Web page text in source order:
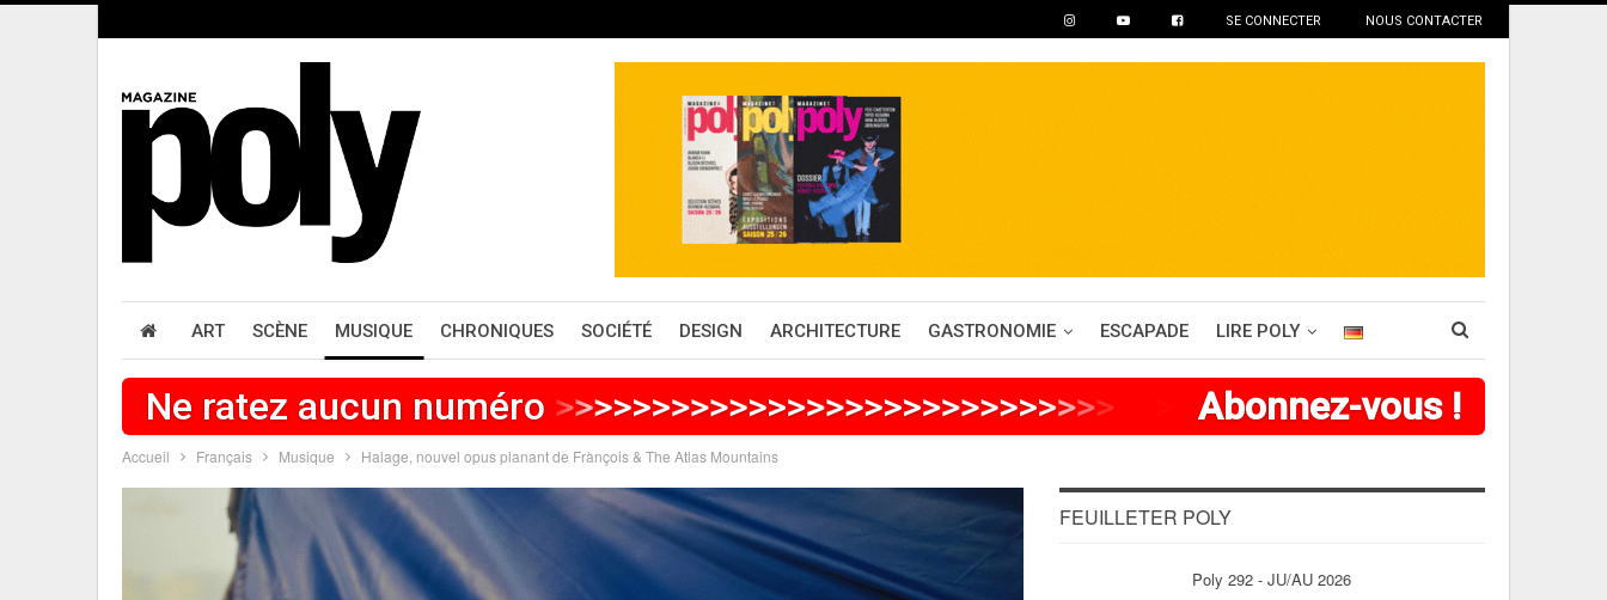
SE CONNECTER NOUS CONTACTER
ART SCÈNE MUSIQUE CHRONIQUES SOCIÉTÉ DESIGN ARCHITECTURE GASTRONOMIE ESCAPADE LIRE POLY
Ne ratez aucun numéro >>>>>>>>>>>>>>>>>>>>>>>>>>>>> Abonnez-vous !
Accueil Français Musique Halage, nouvel opus planant de Frànçois & The Atlas Mountains
FEUILLETER POLY
Poly 292 - JU/AU 2026